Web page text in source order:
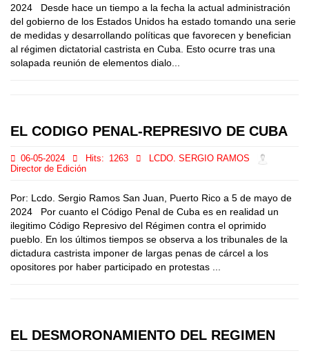
2024 Desde hace un tiempo a la fecha la actual administración
del gobierno de los Estados Unidos ha estado tomando una serie
de medidas y desarrollando políticas que favorecen y benefician
al régimen dictatorial castrista en Cuba. Esto ocurre tras una
solapada reunión de elementos dialo...
EL CODIGO PENAL-REPRESIVO DE CUBA
06-05-2024 Hits: 1263
LCDO. SERGIO RAMOS
Director de Edición
Por: Lcdo. Sergio Ramos San Juan, Puerto Rico a 5 de mayo de
2024 Por cuanto el Código Penal de Cuba es en realidad un
ilegitimo Código Represivo del Régimen contra el oprimido
pueblo. En los últimos tiempos se observa a los tribunales de la
dictadura castrista imponer de largas penas de cárcel a los
opositores por haber participado en protestas ...
EL DESMORONAMIENTO DEL REGIMEN